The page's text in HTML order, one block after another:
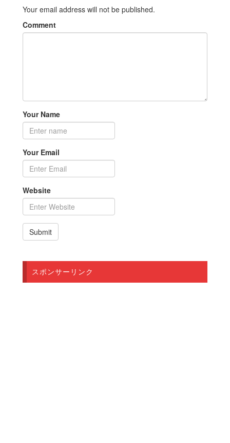
Your email address will not be published.
Comment
Your Name
Your Email
Website
スポンサーリンク